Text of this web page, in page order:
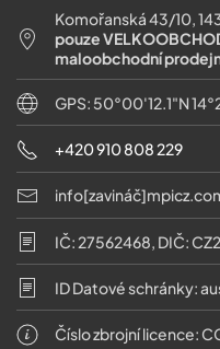
Komořanská 43/10,
pouze
maloobchodní
GPS: 50°00'12.1"N
+420 910 808 229
IČ: 27562468, DIČ:
ID Datové schránky:
Číslo zbrojní licence: